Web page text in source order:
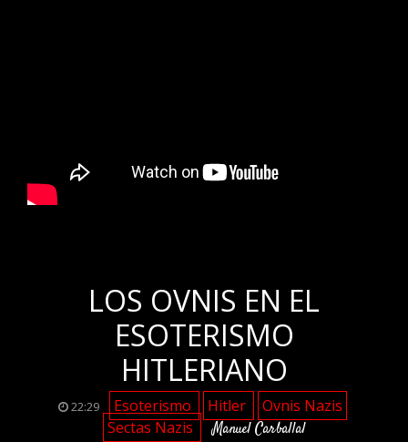
LOS OVNIS EN EL
ESOTERISMO
HITLERIANO
22:29 Esoterismo Hitler
Ovnis Nazis
Sectas Nazis
Manuel Carballal